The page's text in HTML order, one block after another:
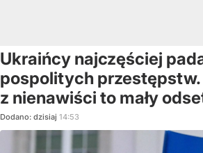
Ukraińcy najczęściej
pospolitych
z nienawiści to mały
Dodano: dzisiaj 14:53